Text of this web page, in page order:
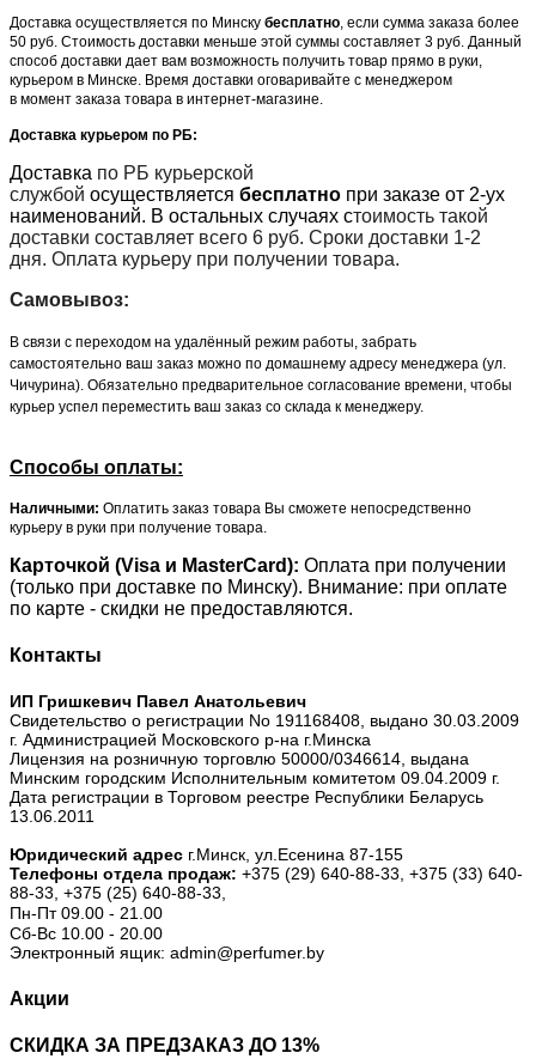
Доставка осуществляется по Минску бесплатно , если сумма заказа более
50 руб. Стоимость доставки меньше этой суммы составляет 3 руб. Данный
способ доставки дает вам возможность получить товар прямо в руки,
курьером в Минске. Время доставки оговаривайте с менеджером
в момент заказа товара в интернет-магазине.
Доставка курьером по РБ:
Доставка по РБ курьерской
службой осуществляется бесплатно при заказе от 2-ух
наименований. В остальных случаях стоимость такой
доставки составляет всего 6 руб. Сроки доставки 1-2
дня. Оплата курьеру при получении товара.
Самовывоз:
В связи с переходом на удалённый режим работы, забрать
самостоятельно ваш заказ можно по домашнему адресу менеджера (ул.
Чичурина). Обязательно предварительное согласование времени, чтобы
курьер успел переместить ваш заказ со склада к менеджеру.
Способы оплаты:
Наличными: Оплатить заказ товара Вы сможете непосредственно
курьеру в руки при получение товара.
Карточкой (Visa и MasterCard): Оплата при получении
(только при доставке по Минску). Внимание: при оплате
по карте - скидки не предоставляются.
Контакты
ИП Гришкевич Павел Анатольевич
Свидетельство о регистрации No 191168408, выдано 30.03.2009
г. Администрацией Московского р-на г.Минска
Лицензия на розничную торговлю 50000/0346614, выдана
Минским городским Исполнительным комитетом 09.04.2009 г.
Дата регистрации в Торговом реестре Республики Беларусь
13.06.2011
Юридический адрес г.Минск, ул.Есенина 87-155
Телефоны отдела продаж: +375 (29) 640-88-33, +375 (33) 640-
88-33, +375 (25) 640-88-33,
Пн-Пт 09.00 - 21.00
Сб-Вс 10.00 - 20.00
Электронный ящик: admin@perfumer.by
Акции
СКИДКА ЗА ПРЕДЗАКАЗ ДО 13%